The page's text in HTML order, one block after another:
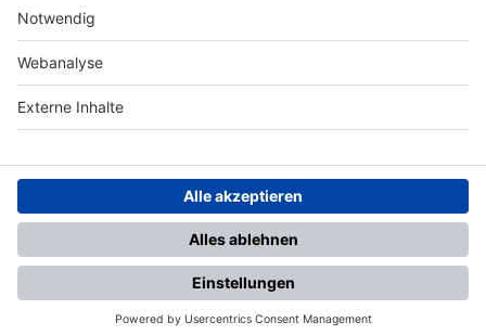
Nutzungsbedingungen Datenschutz Impressum